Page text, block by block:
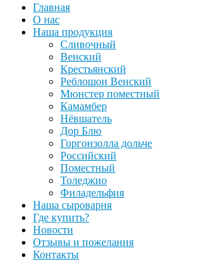
Главная
О нас
Наша продукция
Сливочный
Венский
Крестьянский
Реблошон Венский
Мюнстер поместный
Камамбер
Нёвшатель
Дор Блю
Горгонзолла дольче
Российский
Поместный
Толеджио
Филадельфия
Наша сыроварня
Где купить?
Новости
Отзывы и пожелания
Контакты